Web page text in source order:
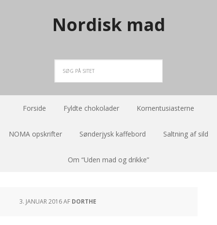
Nordisk mad
Forside Fyldte chokolader Kornentusiasterne
NOMA opskrifter Sønderjysk kaffebord Saltning af sild
Om “Uden mad og drikke”
3. JANUAR 2016AF DORTHE